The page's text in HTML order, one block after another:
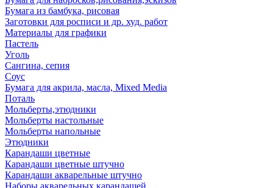
Бумага из бамбука, рисовая
Заготовки для росписи и др. худ. работ
Материалы для графики
Пастель
Уголь
Сангина, сепия
Соус
Бумага для акрила, масла, Mixed Media
Поталь
Мольберты,этюдники
Мольберты настольные
Мольберты напольные
Этюдники
Карандаши цветные
Карандаши цветные штучно
Карандаши акварельные штучно
Наборы акварельных карандашей